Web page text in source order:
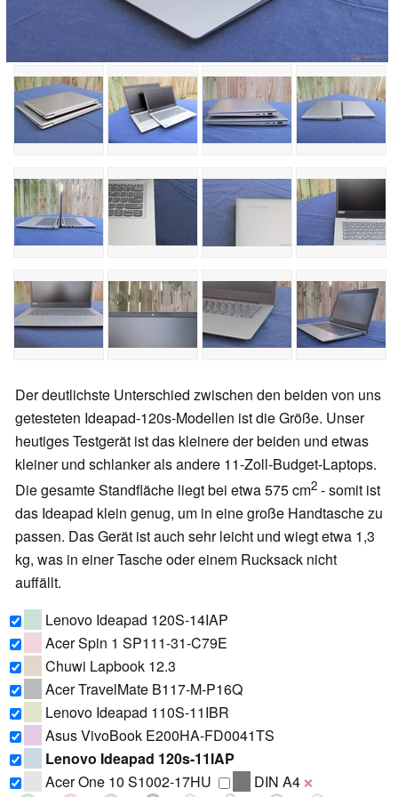
Der deutlichste Unterschied zwischen den beiden von uns
getesteten Ideapad-120s-Modellen ist die Größe. Unser
heutiges Testgerät ist das kleinere der beiden und etwas
kleiner und schlanker als andere 11-Zoll-Budget-Laptops.
Die gesamte Standfläche liegt bei etwa 575 cm2 - somit ist
das Ideapad klein genug, um in eine große Handtasche zu
passen. Das Gerät ist auch sehr leicht und wiegt etwa 1,3
kg, was in einer Tasche oder einem Rucksack nicht
auffällt.
Lenovo Ideapad 120S-14IAP
Acer Spin 1 SP111-31-C79E
Chuwi Lapbook 12.3
Acer TravelMate B117-M-P16Q
Lenovo Ideapad 110S-11IBR
Asus VivoBook E200HA-FD0041TS
Lenovo Ideapad 120s-11IAP
Acer One 10 S1002-17HU
DIN A4 ❌